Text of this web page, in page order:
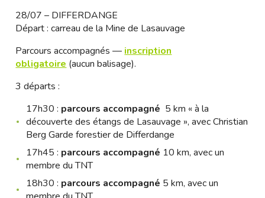
28/07 – DIFFERDANGE
Départ : carreau de la Mine de Lasauvage
Parcours accompagnés — inscription
obligatoire (aucun balisage).
3 départs :
17h30 : parcours accompagné 5 km « à la
découverte des étangs de Lasauvage », avec Christian
Berg Garde forestier de Differdange
17h45 : parcours accompagné 10 km, avec un
membre du TNT
18h30 : parcours accompagné 5 km, avec un